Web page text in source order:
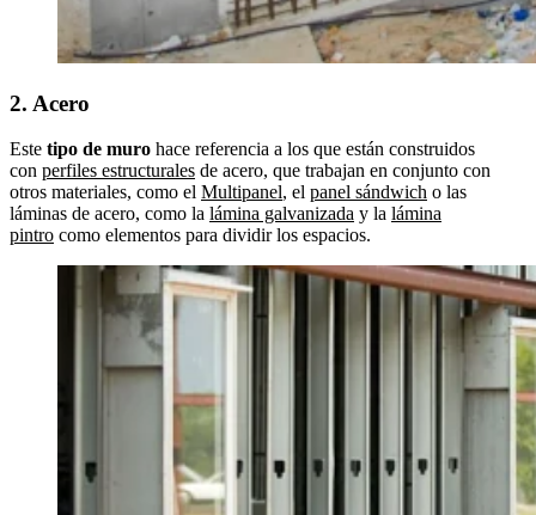
2. Acero
Este tipo de muro hace referencia a los que están construidos
con perfiles estructurales de acero, que trabajan en conjunto con
otros materiales, como el Multipanel, el panel sándwich o las
láminas de acero, como la lámina galvanizada y la lámina
pintro como elementos para dividir los espacios.